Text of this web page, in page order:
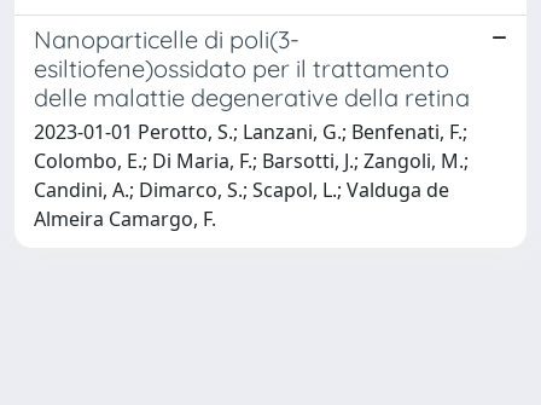
Nanoparticelle di poli(3-
esiltiofene)ossidato per il trattamento
delle malattie degenerative della retina
2023-01-01 Perotto, S.; Lanzani, G.; Benfenati, F.;
Colombo, E.; Di Maria, F.; Barsotti, J.; Zangoli, M.;
Candini, A.; Dimarco, S.; Scapol, L.; Valduga de
Almeira Camargo, F.